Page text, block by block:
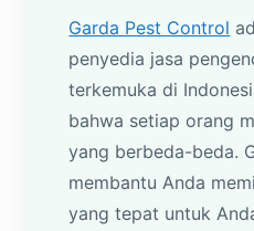
Garda Pest Control
penyedia jasa
terkemuka di
bahwa setiap orang
yang berbeda-beda.
membantu Anda
yang tepat untuk